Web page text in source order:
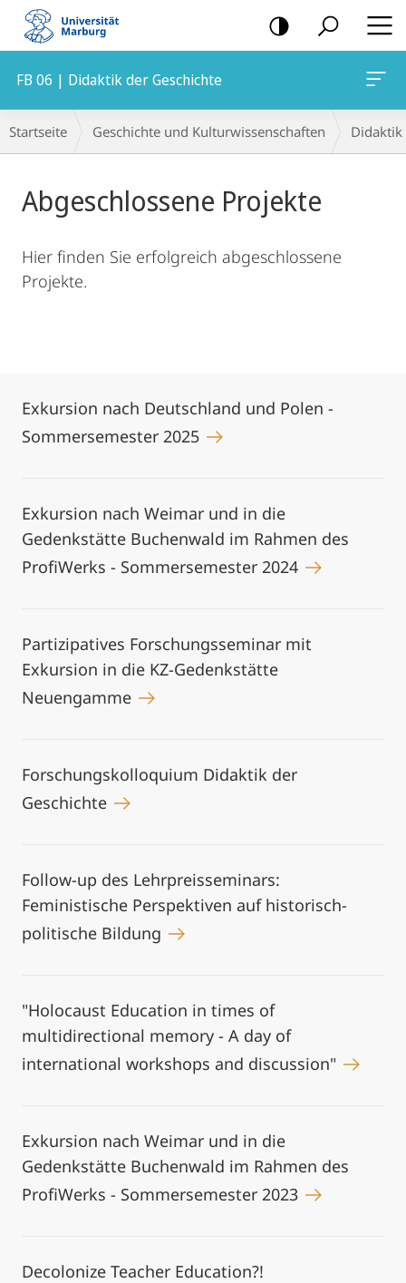
Mobile-
Navigation
FB 06 | Didaktik der Geschichte
Hauptinhalt
Breadcrumb-
Navigation
Startseite Geschichte und Kulturwissenschaften Didaktik
Abgeschlossene Projekte
Hier finden Sie erfolgreich abgeschlossene
Projekte.
Exkursion nach Deutschland und Polen -
Sommersemester 2025
Exkursion nach Weimar und in die
Gedenkstätte Buchenwald im Rahmen des
ProfiWerks - Sommersemester 2024
Partizipatives Forschungsseminar mit
Exkursion in die KZ-Gedenkstätte
Neuengamme
Forschungskolloquium Didaktik der
Geschichte
Follow-up des Lehrpreisseminars:
Feministische Perspektiven auf historisch-
politische Bildung
"Holocaust Education in times of
multidirectional memory - A day of
international workshops and discussion"
Exkursion nach Weimar und in die
Gedenkstätte Buchenwald im Rahmen des
ProfiWerks - Sommersemester 2023
Decolonize Teacher Education?!